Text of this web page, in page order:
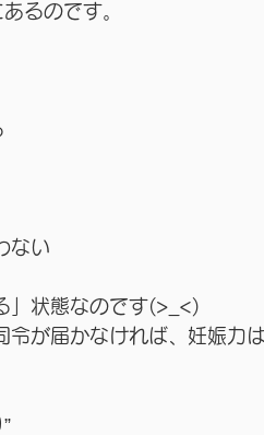
るのです。
ない
」状態なのです(>_<)
が届かなければ、妊娠力